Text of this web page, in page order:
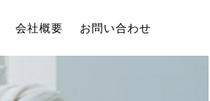
会社概要 お問い合わせ